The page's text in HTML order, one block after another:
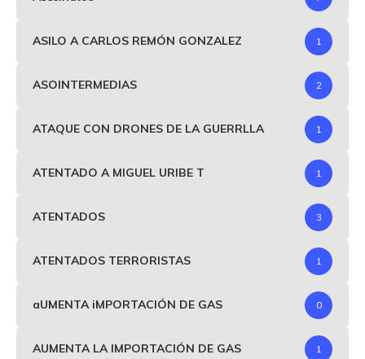
ASILO A CARLOS REMÓN GONZALEZ 1
ASOINTERMEDIAS 2
ATAQUE CON DRONES DE LA GUERRLLA 1
ATENTADO A MIGUEL URIBE T 1
ATENTADOS 3
ATENTADOS TERRORISTAS 1
aUMENTA iMPORTACIÓN DE GAS 0
AUMENTA LA IMPORTACIÓN DE GAS 1